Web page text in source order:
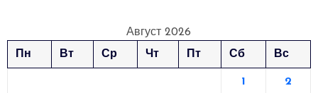
Август 2026
Пн
Вт Ср Чт Пт Сб Вс
1 2